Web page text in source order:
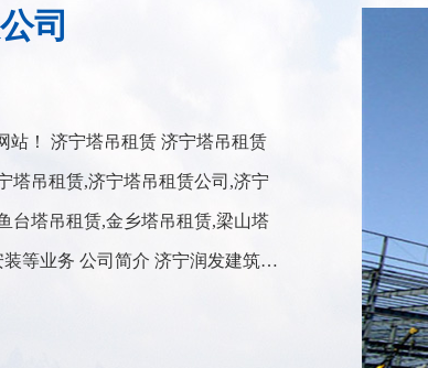
司
站！ 济宁塔吊租赁 济宁塔吊租赁
塔吊租赁,济宁塔吊租赁公司,济宁
台塔吊租赁,金乡塔吊租赁,梁山塔
等业务 公司简介 济宁润发建筑设
塔吊租赁,邹城塔...